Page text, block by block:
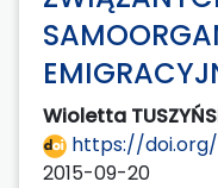
Wioletta
https://doi.org/
2015-09-20